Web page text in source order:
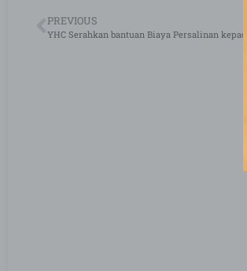
PREVIOUS
YHC Serahkan bantuan Biaya Persalinan